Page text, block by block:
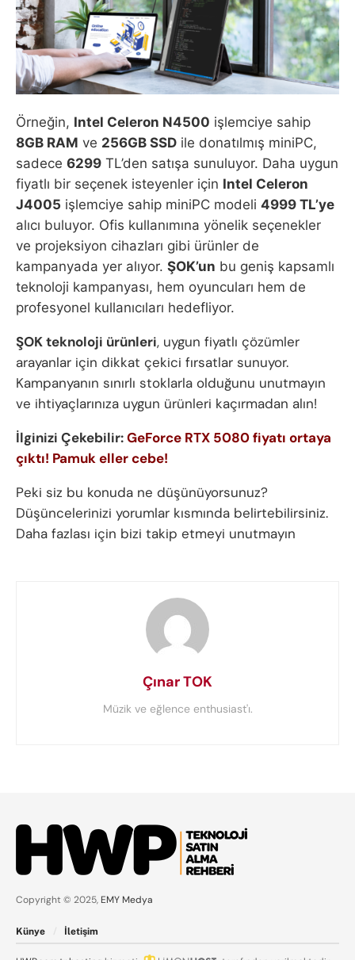
Örneğin, Intel Celeron N4500 işlemciye sahip
8GB RAM ve 256GB SSD ile donatılmış miniPC,
sadece 6299 TL’den satışa sunuluyor. Daha uygun
fiyatlı bir seçenek isteyenler için Intel Celeron
J4005 işlemciye sahip miniPC modeli 4999 TL’ye
alıcı buluyor. Ofis kullanımına yönelik seçenekler
ve projeksiyon cihazları gibi ürünler de
kampanyada yer alıyor. ŞOK’un bu geniş kapsamlı
teknoloji kampanyası, hem oyuncuları hem de
profesyonel kullanıcıları hedefliyor.
ŞOK teknoloji ürünleri, uygun fiyatlı çözümler
arayanlar için dikkat çekici fırsatlar sunuyor.
Kampanyanın sınırlı stoklarla olduğunu unutmayın
ve ihtiyaçlarınıza uygun ürünleri kaçırmadan alın!
İlginizi Çekebilir:GeForce RTX 5080 fiyatı ortaya
çıktı! Pamuk eller cebe!
Peki siz bu konuda ne düşünüyorsunuz?
Düşüncelerinizi yorumlar kısmında belirtebilirsiniz.
Daha fazlası için bizi takip etmeyi unutmayın
Çınar TOK
Müzik ve eğlence enthusiast'ı.
Copyright © 2025, EMY Medya
Künye İletişim